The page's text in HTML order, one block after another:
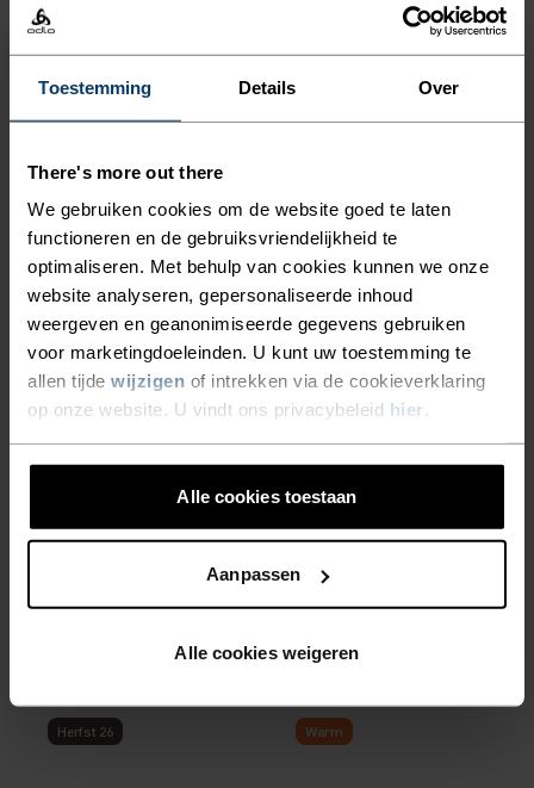
Toestemming Details Over
There's more out there
We gebruiken cookies om de website goed te laten
functioneren en de gebruiksvriendelijkheid te
optimaliseren. Met behulp van cookies kunnen we onze
website analyseren, gepersonaliseerde inhoud
weergeven en geanonimiseerde gegevens gebruiken
voor marketingdoeleinden. U kunt uw toestemming te
allen tijde wijzigen of intrekken via de cookieverklaring
op onze website. U vindt ons privacybeleid hier .
Alle cookies toestaan
Aanpassen
Alle cookies weigeren
Active Light Base Layer
Shirt
€39,95
€49,95
Merino 260 Base Layer
€119,95
%
Merino 260 Base Layer
Shirt
€109,95
Active X-Warm Base Layer
Half-Zip
€84,95
Active Warm X Frozen Lake
Base Layer Shirt
Active Warm 80th
Anniversary Base Layer
Shirt
€59,95
Herfst 26 Warm
%
3/4 Broek
Herfst 26 Warm